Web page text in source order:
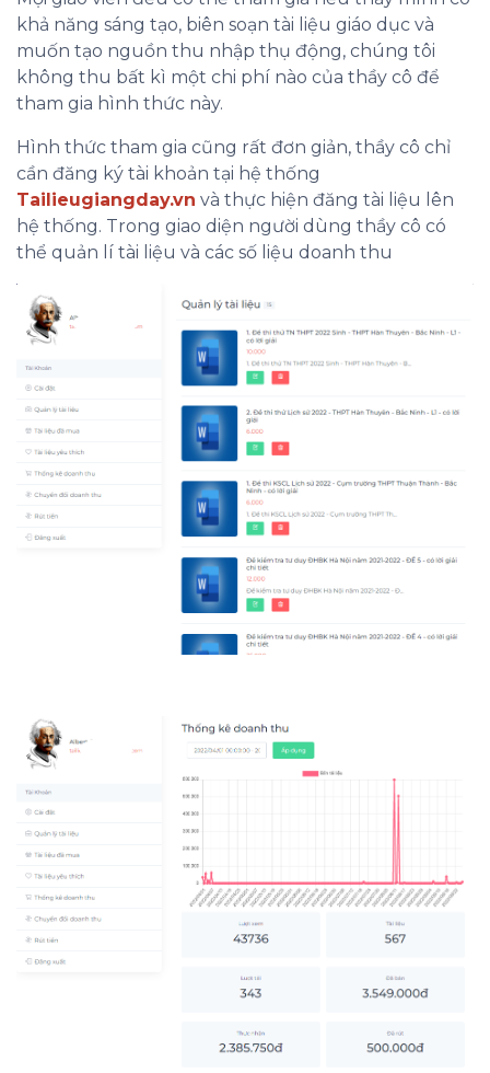
khả năng sáng tạo, biên soạn tài liệu giáo dục và
muốn tạo nguồn thu nhập thụ động, chúng tôi
không thu bất kì một chi phí nào của thầy cô để
tham gia hình thức này.
Hình thức tham gia cũng rất đơn giản, thầy cô chỉ
cần đăng ký tài khoản tại hệ thống
Tailieugiangday.vn và thực hiện đăng tài liệu lên
hệ thống. Trong giao diện người dùng thầy cô có
thể quản lí tài liệu và các số liệu doanh thu